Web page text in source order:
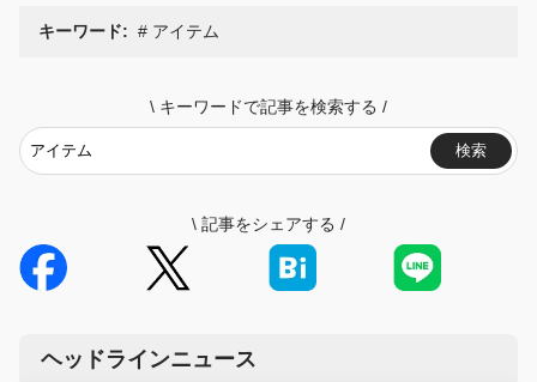
キーワード: アイテム
\ キーワードで記事を検索する /
検索
\ 記事をシェアする /
ヘッドラインニュース